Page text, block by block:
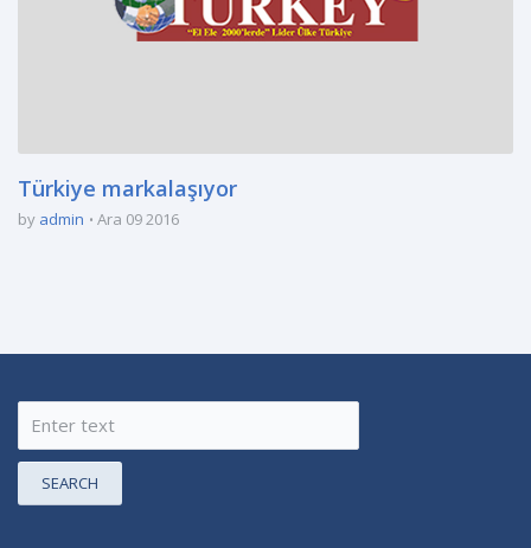
Türkiye markalaşıyor
by admin Ara 09 2016
SEARCH